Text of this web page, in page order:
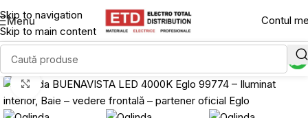
Skip to navigation
Skip to main content
Menu Contul
Click to enlarge